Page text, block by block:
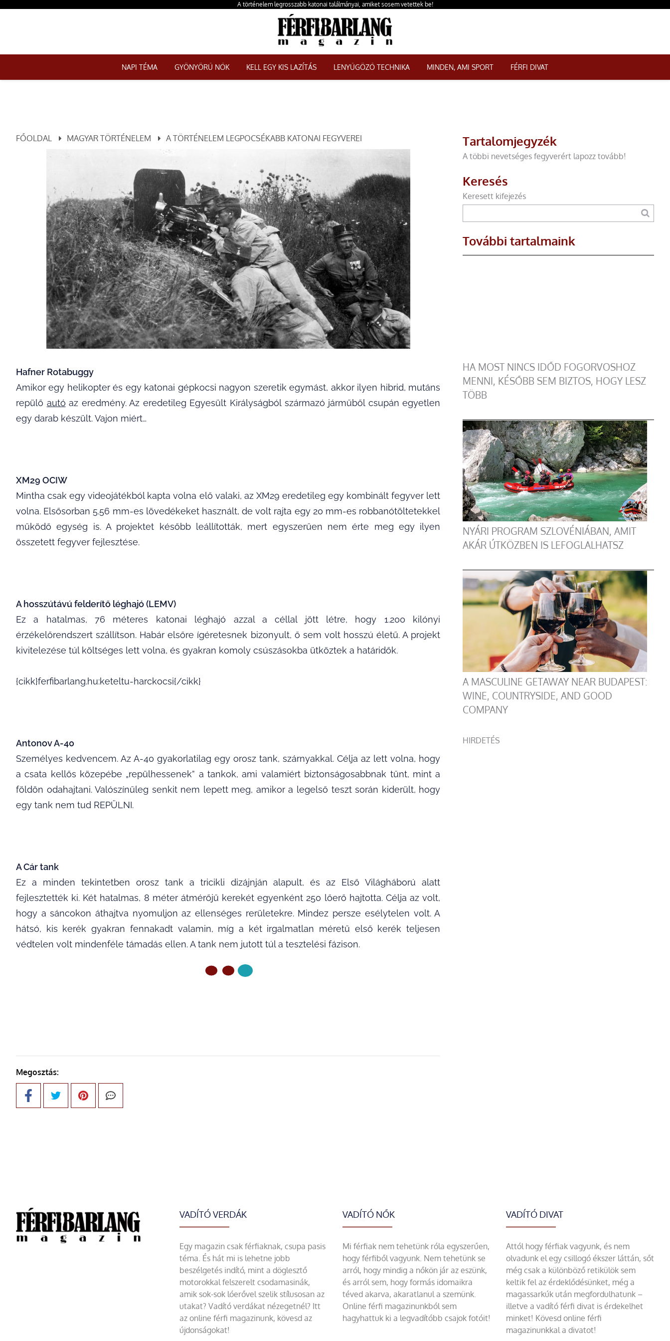
A történelem legrosszabb katonai találmányai, amiket sosem vetettek be!
NAPI TÉMA GYÖNYÖRŰ NŐK KELL EGY KIS LAZÍTÁS LENYŰGÖZŐ TECHNIKA MINDEN, AMI SPORT FÉRFI DIVAT
FŐOLDAL MAGYAR TÖRTÉNELEM A TÖRTÉNELEM LEGPOCSÉKABB KATONAI FEGYVEREI
Hafner Rotabuggy
Amikor egy helikopter és egy katonai gépkocsi nagyon szeretik egymást, akkor ilyen hibrid, mutáns
repülő autó az eredmény. Az eredetileg Egyesült Királyságból származó járműből csupán egyetlen
egy darab készült. Vajon miért…
XM29 OCIW
Mintha csak egy videojátékból kapta volna elő valaki, az XM29 eredetileg egy kombinált fegyver lett
volna. Elsősorban 5.56 mm-es lövedékeket használt, de volt rajta egy 20 mm-es robbanótöltetekkel
működő egység is. A projektet később leállították, mert egyszerűen nem érte meg egy ilyen
összetett fegyver fejlesztése.
A hosszútávú felderítő léghajó (LEMV)
Ez a hatalmas, 76 méteres katonai léghajó azzal a céllal jött létre, hogy 1.200 kilónyi
érzékelőrendszert szállítson. Habár elsőre ígéretesnek bizonyult, ő sem volt hosszú életű. A projekt
kivitelezése túl költséges lett volna, és gyakran komoly csúszásokba ütköztek a határidők.
{cikk}ferfibarlang.hu:keteltu-harckocsi{/cikk}
Antonov A-40
Személyes kedvencem. Az A-40 gyakorlatilag egy orosz tank, szárnyakkal. Célja az lett volna, hogy
a csata kellős közepébe „repülhessenek” a tankok, ami valamiért biztonságosabbnak tűnt, mint a
földön odahajtani. Valószínűleg senkit nem lepett meg, amikor a legelső teszt során kiderült, hogy
egy tank nem tud REPÜLNI.
A Cár tank
Ez a minden tekintetben orosz tank a tricikli dizájnján alapult, és az Első Világháború alatt
fejlesztették ki. Két hatalmas, 8 méter átmérőjű kerekét egyenként 250 lőerő hajtotta. Célja az volt,
hogy a sáncokon áthajtva nyomuljon az ellenséges rerületekre. Mindez persze esélytelen volt. A
hátsó, kis kerék gyakran fennakadt valamin, míg a két irgalmatlan méretű első kerék teljesen
védtelen volt mindenféle támadás ellen. A tank nem jutott túl a tesztelési fázison.
Megosztás:
Tartalomjegyzék
A többi nevetséges fegyverért lapozz tovább!
Keresés
Keresett kifejezés
További tartalmaink
HA MOST NINCS IDŐD FOGORVOSHOZ
MENNI, KÉSŐBB SEM BIZTOS, HOGY LESZ
TÖBB
NYÁRI PROGRAM SZLOVÉNIÁBAN, AMIT
AKÁR ÚTKÖZBEN IS LEFOGLALHATSZ
A MASCULINE GETAWAY NEAR BUDAPEST:
WINE, COUNTRYSIDE, AND GOOD
COMPANY
HIRDETÉS
VADÍTÓ VERDÁK
Egy magazin csak férfiaknak, csupa pasis
téma. És hát mi is lehetne jobb
beszélgetés indító, mint a döglesztő
motorokkal felszerelt csodamasinák,
amik sok-sok lóerővel szelik stílusosan az
utakat? Vadító verdákat nézegetnél? Itt
az online férfi magazinunk, kövesd az
újdonságokat!
VADÍTÓ NŐK
Mi férfiak nem tehetünk róla egyszerűen,
hogy férfiből vagyunk. Nem tehetünk se
arról, hogy mindig a nőkön jár az eszünk,
és arról sem, hogy formás idomaikra
téved akarva, akaratlanul a szemünk.
Online férfi magazinunkból sem
hagyhattuk ki a legvadítóbb csajok fotóit!
VADÍTÓ DIVAT
Attól hogy férfiak vagyunk, és nem
olvadunk el egy csillogó ékszer láttán, sőt
még csak a különböző retikülök sem
keltik fel az érdeklődésünket, még a
magassarkúk után megfordulhatunk –
illetve a vadító férfi divat is érdekelhet
minket! Kövesd online férfi
magazinunkkal a divatot!